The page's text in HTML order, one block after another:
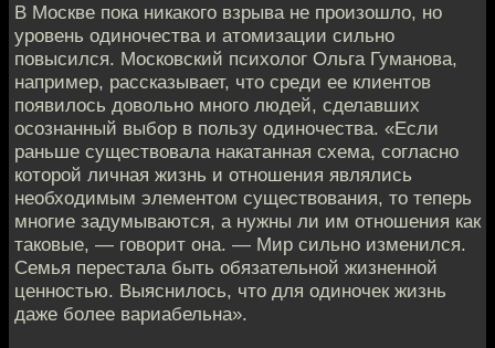
В Москве пока никакого взрыва не произошло, но
уровень одиночества и атомизации сильно
повысился. Московский психолог Ольга Гуманова,
например, рассказывает, что среди ее клиентов
появилось довольно много людей, сделавших
осознанный выбор в пользу одиночества. «Если
раньше существовала накатанная схема, согласно
которой личная жизнь и отношения являлись
необходимым элементом существования, то теперь
многие задумываются, а нужны ли им отношения как
таковые, — говорит она. — Мир сильно изменился.
Семья перестала быть обязательной жизненной
ценностью. Выяснилось, что для одиночек жизнь
даже более вариабельна».